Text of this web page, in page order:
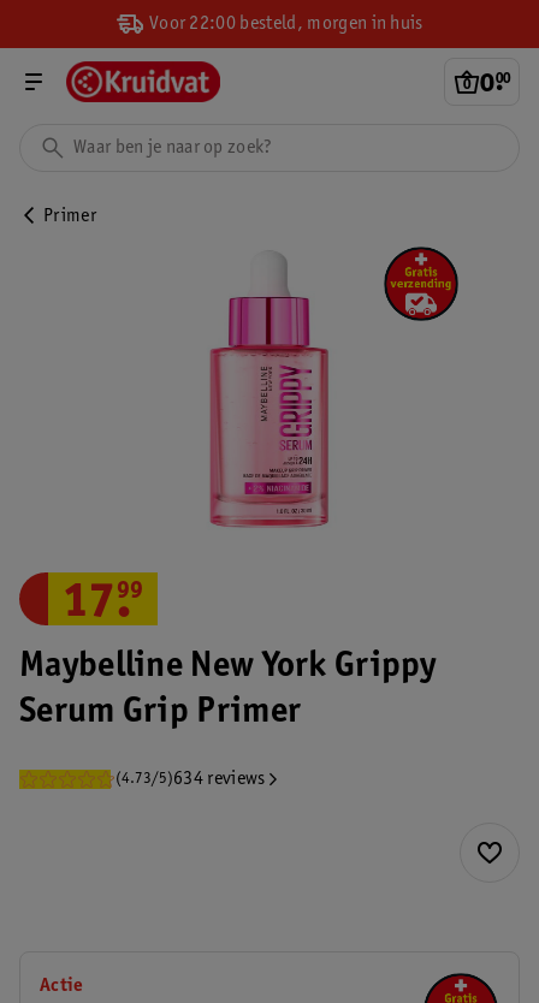
Voor 22:00 besteld, morgen in huis
0.
00
Primer
Maybelline New York Grippy
Serum Grip Primer
(4.73/5)634 reviews
17.
99
Actie